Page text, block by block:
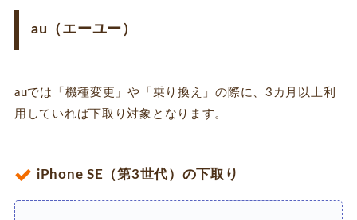
au（エーユー）
auでは「機種変更」や「乗り換え」の際に、3カ月以上利
用していれば下取り対象となります。
iPhone SE（第3世代）の下取り